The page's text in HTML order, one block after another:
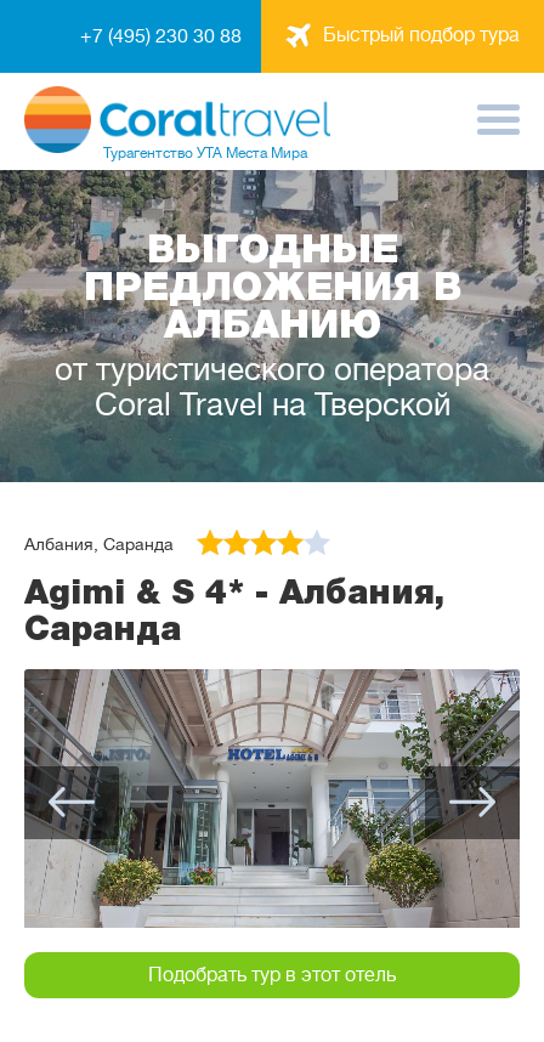
Быстрый подбор тура
+7 (495) 230 30 88
Турагентство УТА Места Мира
ВЫГОДНЫЕ
ПРЕДЛОЖЕНИЯ В
АЛБАНИЮ
от туристического оператора
Coral Travel на Тверской
Албания, Саранда
Agimi & S 4* - Албания,
Саранда
Подобрать тур в этот отель